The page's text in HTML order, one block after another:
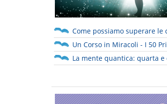
Come possiamo superare le
Un Corso in Miracoli - I 50
La mente quantica: quarta